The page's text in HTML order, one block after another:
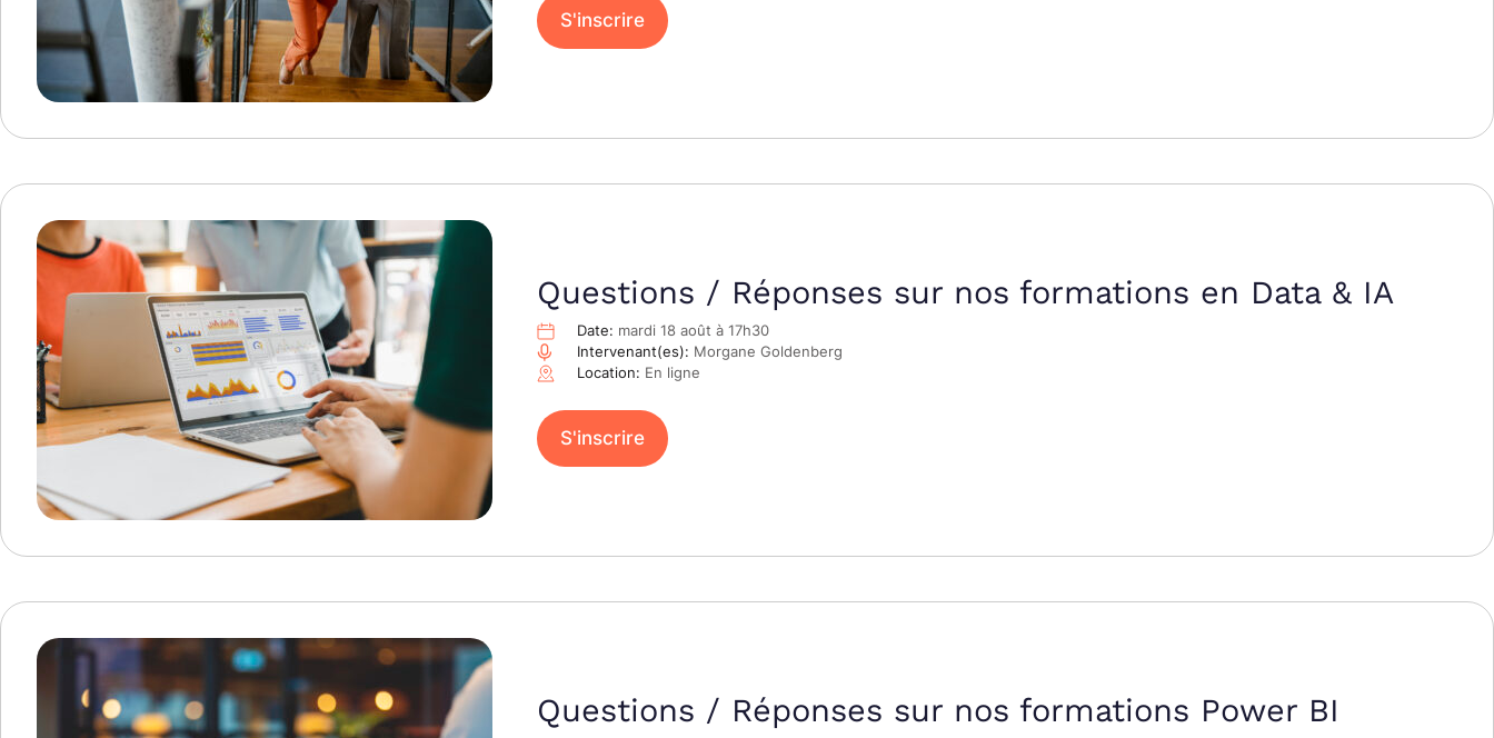
S'inscrire
Questions / Réponses sur nos formations en Data & IA
Date: mardi 18 août à 17h30
Intervenant(es): Morgane Goldenberg
Location: En ligne
S'inscrire
Questions / Réponses sur nos formations Power BI